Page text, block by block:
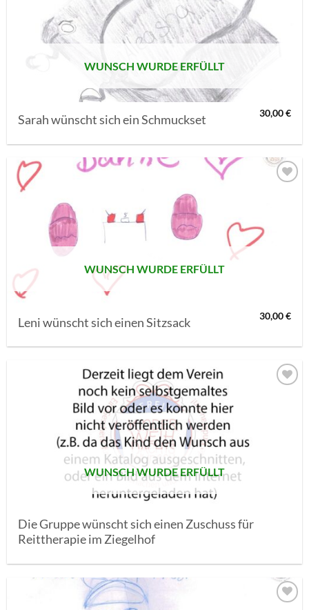
MERKLISTE
SETZEN
WUNSCH WURDE ERFÜLLT
Sarah wünscht sich ein Schmuckset 30,00€
WUNSCH WURDE ERFÜLLT
Leni wünscht sich einen Sitzsack 30,00€
WUNSCH WURDE ERFÜLLT
Die Gruppe wünscht sich einen Zuschuss für
Reittherapie im Ziegelhof